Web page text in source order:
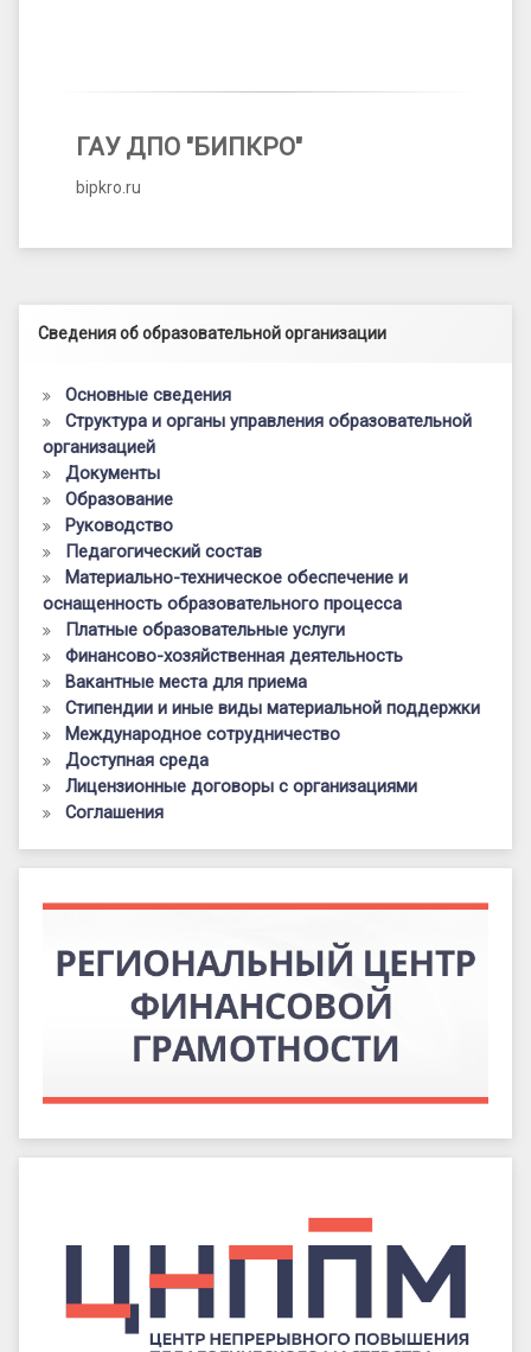
ГАУ ДПО "БИПКРО"
bipkro.ru
Левый сайдбар
Сведения об образовательной организации
Основные сведения
Структура и органы управления образовательной
организацией
Документы
Образование
Руководство
Педагогический состав
Материально-техническое обеспечение и
оснащенность образовательного процесса
Платные образовательные услуги
Финансово-хозяйственная деятельность
Вакантные места для приема
Стипендии и иные виды материальной поддержки
Международное сотрудничество
Доступная среда
Лицензионные договоры с организациями
Соглашения